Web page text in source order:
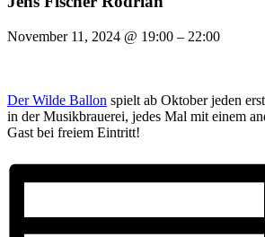
November 11, 2024 @ 19:00 – 22:00
Der Wilde Ballon spielt ab Oktober jeden
in der Musikbrauerei, jedes Mal mit einem
Gast bei freiem Eintritt!